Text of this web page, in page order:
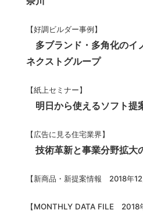
【好調ビルダー事例】
多ブランド・多角化のイ
ネクストグループ
【紙上セミナー】
明日から使えるソフト提
【広告に見る住宅業界】
技術革新と事業分野拡大
【新商品・新提案情報 2018年12
【MONTHLY DATA FILE 2018